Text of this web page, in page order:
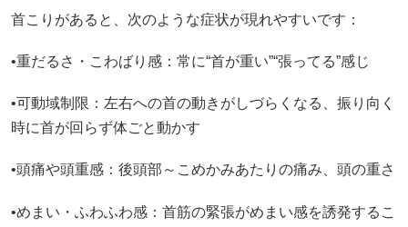
首こりがあると、次のような症状が現れやすいです：
•重だるさ・こわばり感：常に“首が重い”“張ってる”感じ
•可動域制限：左右への首の動きがしづらくなる、振り向く
時に首が回らず体ごと動かす
•頭痛や頭重感：後頭部～こめかみあたりの痛み、頭の重さ
•めまい・ふわふわ感：首筋の緊張がめまい感を誘発するこ